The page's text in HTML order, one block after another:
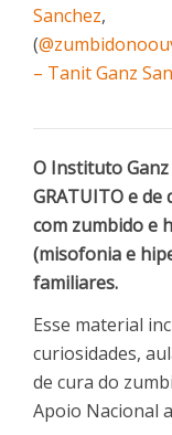
Sanchez,
(
– Tanit Ganz
O Instituto
GRATUITO e
com zumbido e
(misofonia e
familiares.
Esse material
curiosidades,
de cura do
Apoio Nacional